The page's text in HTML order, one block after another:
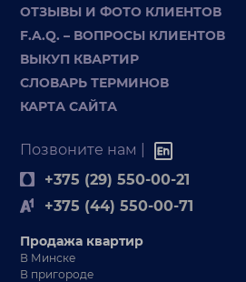
ОТЗЫВЫ И ФОТО КЛИЕНТОВ
F.A.Q. – ВОПРОСЫ КЛИЕНТОВ
ВЫКУП КВАРТИР
СЛОВАРЬ ТЕРМИНОВ
КАРТА САЙТА
Позвоните нам |
+375 (29) 550-00-21
+375 (44) 550-00-71
Продажа квартир
В Минске
В пригороде